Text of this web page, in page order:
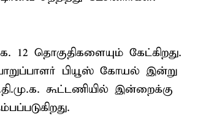
12 தொகுதிகளையும் கேட்கிறது.
பியூஸ் கோயல் இன்று
கூட்டணியில் இன்றைக்கு